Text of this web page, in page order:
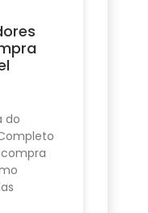
do
compra